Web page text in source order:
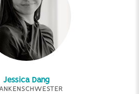
Jessica Dang